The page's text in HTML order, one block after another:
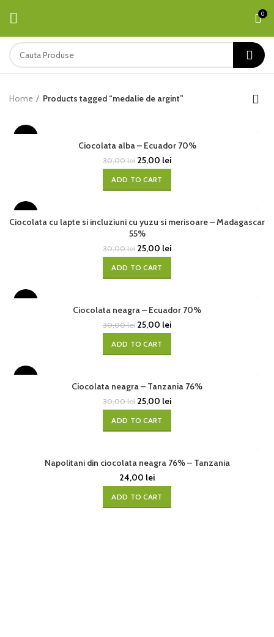
0
Home Products tagged “medalie de argint”
-17%
Ciocolata alba – Ecuador 70%
30,00lei 25,00 lei
ADD TO CART
-17%
Ciocolata cu lapte si incluziuni cu yuzu si merisoare – Madagascar
55%
30,00lei 25,00 lei
ADD TO CART
-17%
Ciocolata neagra – Ecuador 70%
30,00lei 25,00 lei
ADD TO CART
-17%
Ciocolata neagra – Tanzania 76%
30,00lei 25,00 lei
ADD TO CART
Napolitani din ciocolata neagra 76% – Tanzania
24,00 lei
ADD TO CART